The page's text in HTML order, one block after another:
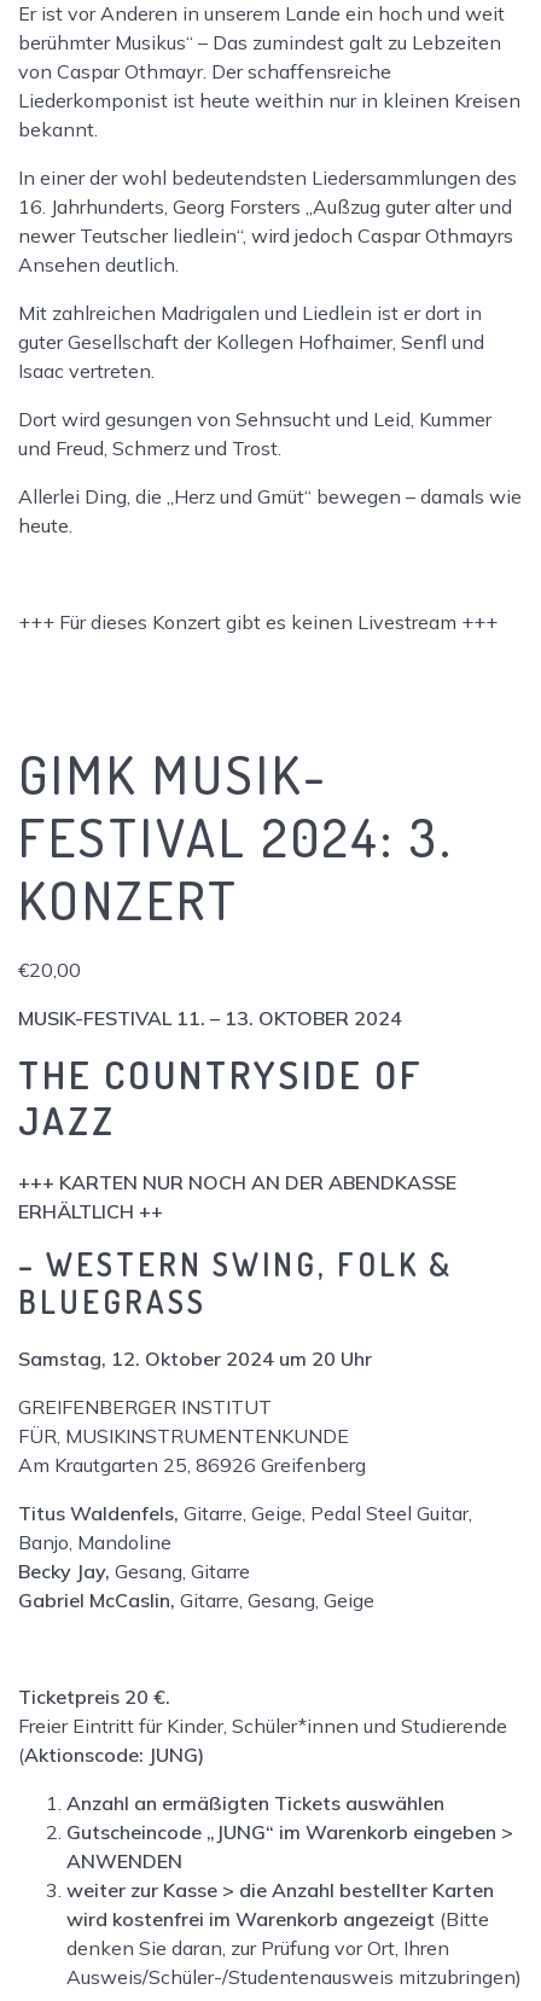
Er ist vor Anderen in unserem Lande ein hoch und weit
berühmter Musikus“ – Das zumindest galt zu Lebzeiten
von Caspar Othmayr. Der schaffensreiche
Liederkomponist ist heute weithin nur in kleinen Kreisen
bekannt.
In einer der wohl bedeutendsten Liedersammlungen des
16. Jahrhunderts, Georg Forsters „Außzug guter alter und
newer Teutscher liedlein“, wird jedoch Caspar Othmayrs
Ansehen deutlich.
Mit zahlreichen Madrigalen und Liedlein ist er dort in
guter Gesellschaft der Kollegen Hofhaimer, Senfl und
Isaac vertreten.
Dort wird gesungen von Sehnsucht und Leid, Kummer
und Freud, Schmerz und Trost.
Allerlei Ding, die „Herz und Gmüt“ bewegen – damals wie
heute.
+++ Für dieses Konzert gibt es keinen Livestream +++
GIMK MUSIK-
FESTIVAL 2024: 3.
KONZERT
€20,00
MUSIK-FESTIVAL 11. – 13. OKTOBER 2024
THE COUNTRYSIDE OF
JAZZ
+++ KARTEN NUR NOCH AN DER ABENDKASSE
ERHÄLTLICH ++
– WESTERN SWING, FOLK &
BLUEGRASS
Samstag, 12. Oktober 2024 um 20 Uhr
GREIFENBERGER INSTITUT
FÜR, MUSIKINSTRUMENTENKUNDE
Am Krautgarten 25, 86926 Greifenberg
Titus Waldenfels, Gitarre, Geige, Pedal Steel Guitar,
Banjo, Mandoline
Becky Jay, Gesang, Gitarre
Gabriel McCaslin, Gitarre, Gesang, Geige
Ticketpreis 20 €.
Freier Eintritt für Kinder, Schüler*innen und Studierende
(Aktionscode: JUNG)
Anzahl an ermäßigten Tickets auswählen
Gutscheincode „JUNG“ im Warenkorb eingeben >
ANWENDEN
weiter zur Kasse > die Anzahl bestellter Karten
wird kostenfrei im Warenkorb angezeigt (Bitte
denken Sie daran, zur Prüfung vor Ort, Ihren
Ausweis/Schüler-/Studentenausweis mitzubringen)